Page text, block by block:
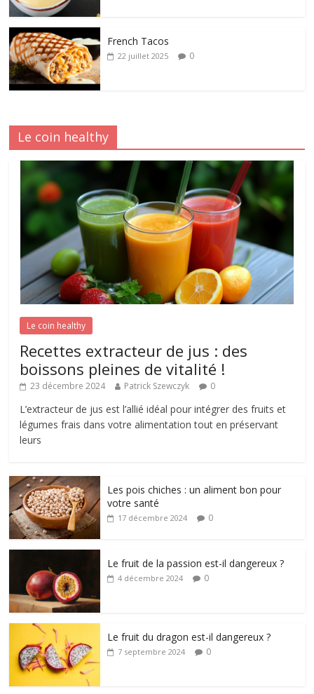
French Tacos
22 juillet 2025 0
Le coin healthy
Le coin healthy
Recettes extracteur de jus : des
boissons pleines de vitalité !
23 décembre 2024 Patrick Szewczyk 0
L’extracteur de jus est l’allié idéal pour intégrer des fruits et
légumes frais dans votre alimentation tout en préservant
leurs
Les pois chiches : un aliment bon pour
votre santé
17 décembre 2024 0
Le fruit de la passion est-il dangereux ?
4 décembre 2024 0
Le fruit du dragon est-il dangereux ?
7 septembre 2024 0